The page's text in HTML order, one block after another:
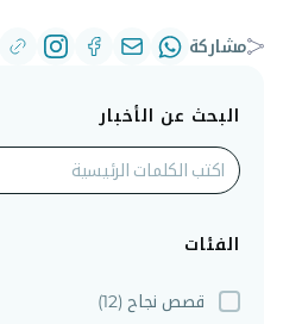
مشاركة
البحث عن الأخبار
الفئات
قصص نجاح (12)